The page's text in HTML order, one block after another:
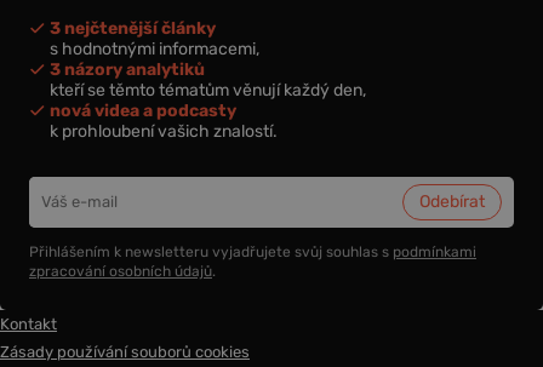
3 nejčtenější články
s hodnotnými informacemi,
3 názory analytiků
kteří se těmto tématům věnují každý den,
nová videa a podcasty
k prohloubení vašich znalostí.
Přihlášením k newsletteru vyjadřujete svůj souhlas s podmínkami
zpracování osobních údajů.
Kontakt
Zásady používání souborů cookies